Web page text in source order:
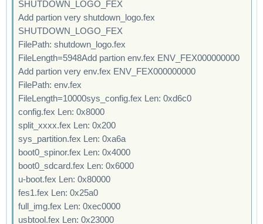
SHUTDOWN_LOGO_FEX
Add partion very shutdown_logo.fex
SHUTDOWN_LOGO_FEX
FilePath: shutdown_logo.fex
FileLength=5948Add partion env.fex ENV_FEX000000000
Add partion very env.fex ENV_FEX000000000
FilePath: env.fex
FileLength=10000sys_config.fex Len: 0xd6c0
config.fex Len: 0x8000
split_xxxx.fex Len: 0x200
sys_partition.fex Len: 0xa6a
boot0_spinor.fex Len: 0x4000
boot0_sdcard.fex Len: 0x6000
u-boot.fex Len: 0x80000
fes1.fex Len: 0x25a0
full_img.fex Len: 0xec0000
usbtool.fex Len: 0x23000